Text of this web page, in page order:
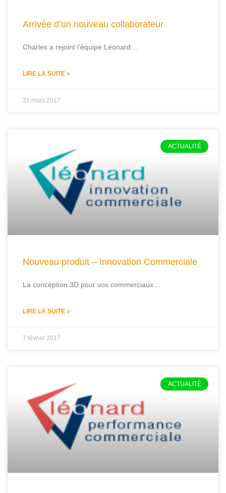
Arrivée d’un nouveau collaborateur
Charles a rejoint l’équipe Léonard…
LIRE LA SUITE »
31 mars 2017
ACTUALITÉ
Nouveau produit – Innovation Commerciale
La conception 3D pour vos commerciaux…
LIRE LA SUITE »
7 février 2017
ACTUALITÉ